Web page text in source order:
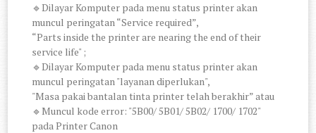
🔹Dilayar Komputer pada menu status printer akan
muncul peringatan “Service required”,
“Parts inside the printer are nearing the end of their
service life" ;
🔹Dilayar Komputer pada menu status printer akan
muncul peringatan "layanan diperlukan",
"Masa pakai bantalan tinta printer telah berakhir” atau
🔹Muncul kode error: "5B00/ 5B01/ 5B02/ 1700/ 1702"
pada Printer Canon